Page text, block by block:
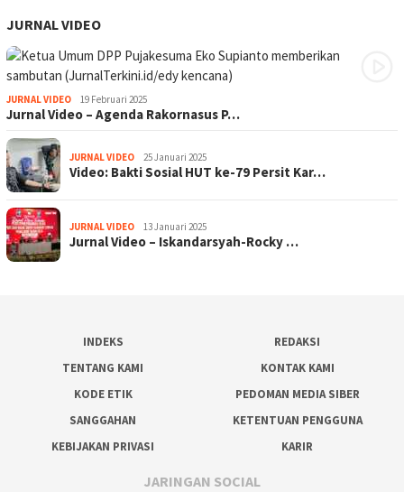
JURNAL VIDEO
JURNAL VIDEO 19 Februari 2025
Jurnal Video – Agenda Rakornasus P…
JURNAL VIDEO 25 Januari 2025
Video: Bakti Sosial HUT ke-79 Persit Kar…
JURNAL VIDEO 13 Januari 2025
Jurnal Video – Iskandarsyah-Rocky …
INDEKS
REDAKSI
TENTANG KAMI
KONTAK KAMI
KODE ETIK
PEDOMAN MEDIA SIBER
SANGGAHAN
KETENTUAN PENGGUNA
KEBIJAKAN PRIVASI
KARIR
JARINGAN SOCIAL